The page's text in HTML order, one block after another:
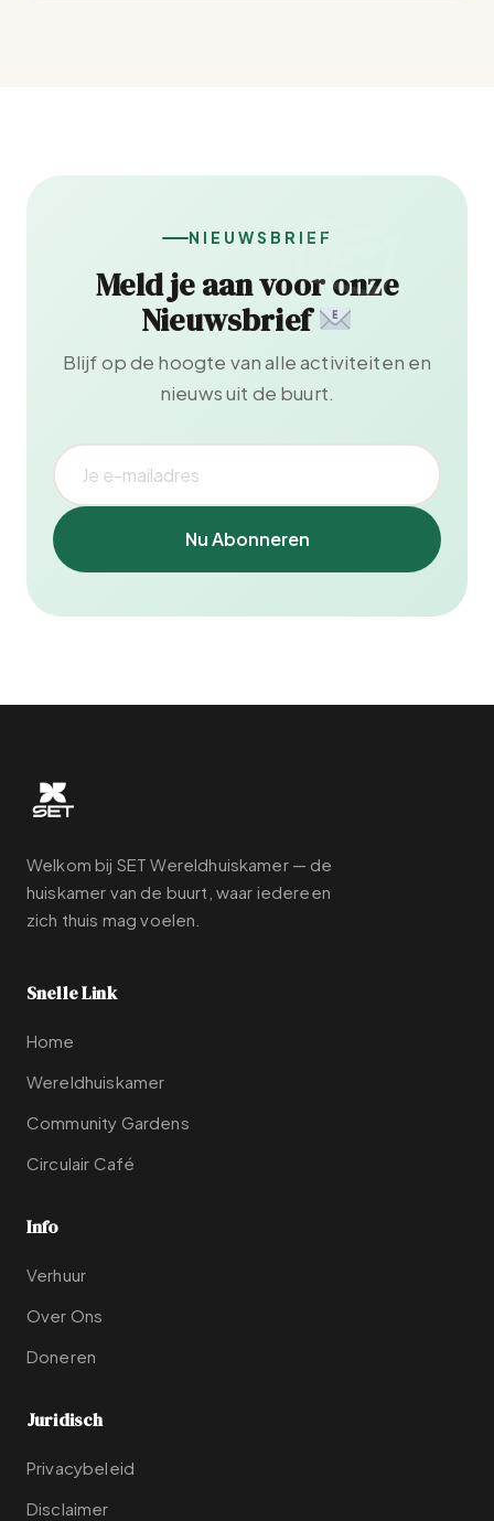
NIEUWSBRIEF
Meld je aan voor onze
Nieuwsbrief
Blijf op de hoogte van alle activiteiten en
nieuws uit de buurt.
Nu Abonneren
Welkom bij SET Wereldhuiskamer — de
huiskamer van de buurt, waar iedereen
zich thuis mag voelen.
Snelle Link
Home
Wereldhuiskamer
Community Gardens
Circulair Café
Info
Verhuur
Over Ons
Doneren
Juridisch
Privacybeleid
Disclaimer